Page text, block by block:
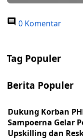
0 Komentar
Tag Populer
Berita Populer
Dukung Korban
Sampoerna Gelar
Upskilling dan